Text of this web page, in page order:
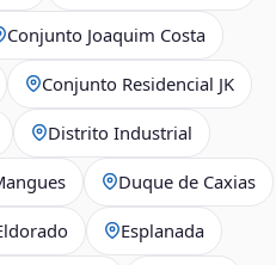
Conjunto Joaquim Costa
Conjunto Residencial JK
Distrito Industrial
Duque de Caxias
Esplanada